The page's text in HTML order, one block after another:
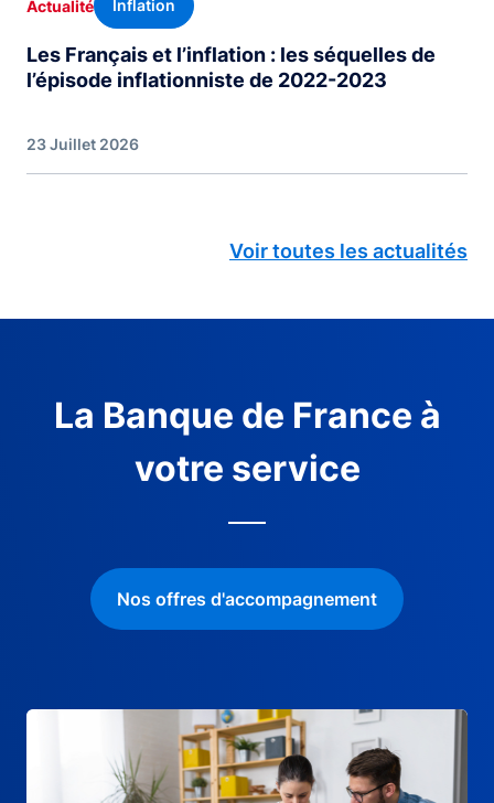
Actualité Inflation
Les Français et l’inflation : les séquelles de
l’épisode inflationniste de 2022-2023
23 Juillet 2026
Voir toutes les actualités
La Banque de France à
votre service
Nos offres d'accompagnement